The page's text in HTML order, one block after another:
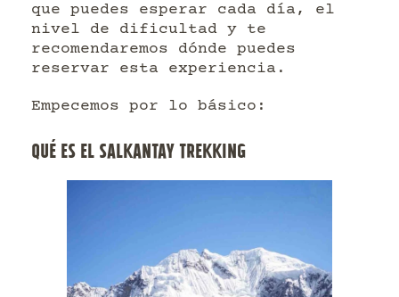
que puedes esperar cada día, el
nivel de dificultad y te
recomendaremos dónde puedes
reservar esta experiencia.
Empecemos por lo básico:
QUÉ ES EL SALKANTAY TREKKING